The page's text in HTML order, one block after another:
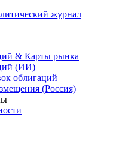
журнал
& Карты рынка
(ИИ)
облигаций
(Россия)